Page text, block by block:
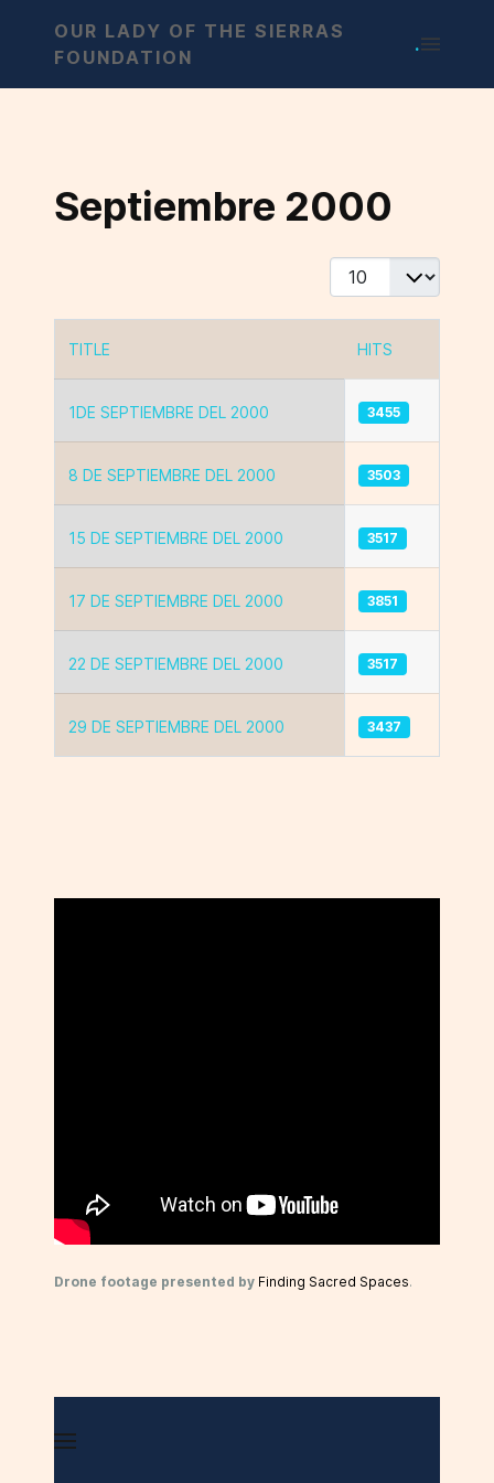
OUR LADY OF THE SIERRAS
FOUNDATION
.
Septiembre 2000
Display #
TITLE HITS
1DE SEPTIEMBRE DEL 2000 3455
8 DE SEPTIEMBRE DEL 2000 3503
15 DE SEPTIEMBRE DEL 2000 3517
17 DE SEPTIEMBRE DEL 2000 3851
22 DE SEPTIEMBRE DEL 2000 3517
29 DE SEPTIEMBRE DEL 2000 3437
Drone footage presented by Finding Sacred Spaces.